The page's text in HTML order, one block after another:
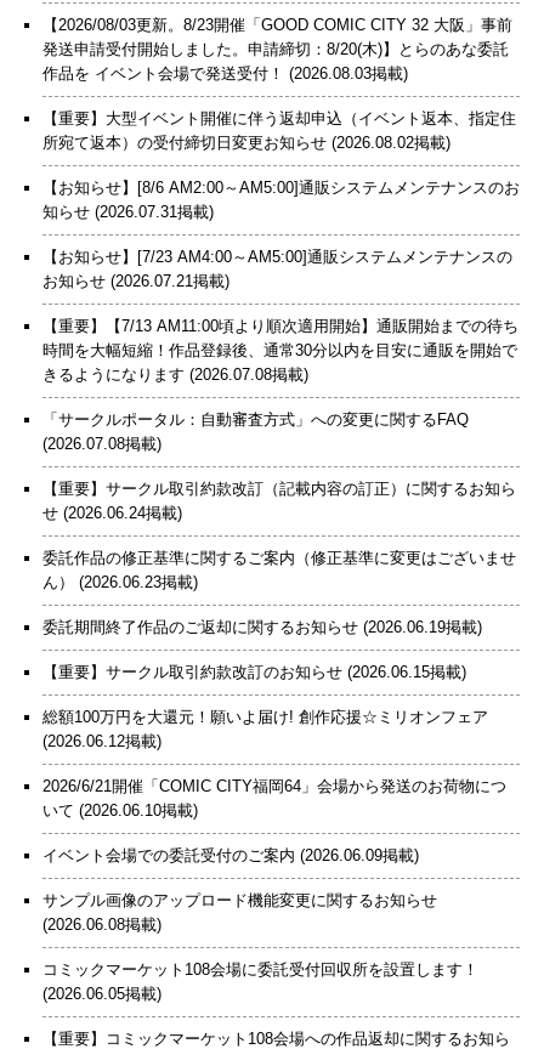
【2026/08/03更新。8/23開催「GOOD COMIC CITY 32 大阪」事前
発送申請受付開始しました。申請締切：8/20(木)】とらのあな委託
作品を イベント会場で発送受付！ (2026.08.03掲載)
【重要】大型イベント開催に伴う返却申込（イベント返本、指定住
所宛て返本）の受付締切日変更お知らせ (2026.08.02掲載)
【お知らせ】[8/6 AM2:00～AM5:00]通販システムメンテナンスのお
知らせ (2026.07.31掲載)
【お知らせ】[7/23 AM4:00～AM5:00]通販システムメンテナンスの
お知らせ (2026.07.21掲載)
【重要】【7/13 AM11:00頃より順次適用開始】通販開始までの待ち
時間を大幅短縮！作品登録後、通常30分以内を目安に通販を開始で
きるようになります (2026.07.08掲載)
「サークルポータル：自動審査方式」への変更に関するFAQ
(2026.07.08掲載)
【重要】サークル取引約款改訂（記載内容の訂正）に関するお知ら
せ (2026.06.24掲載)
委託作品の修正基準に関するご案内（修正基準に変更はございませ
ん）
(2026.06.23掲載)
委託期間終了作品のご返却に関するお知らせ (2026.06.19掲載)
【重要】サークル取引約款改訂のお知らせ (2026.06.15掲載)
総額100万円を大還元！願いよ届け! 創作応援☆ミリオンフェア
(2026.06.12掲載)
2026/6/21開催「COMIC CITY福岡64」会場から発送のお荷物につ
いて (2026.06.10掲載)
イベント会場での委託受付のご案内 (2026.06.09掲載)
サンプル画像のアップロード機能変更に関するお知らせ
(2026.06.08掲載)
コミックマーケット108会場に委託受付回収所を設置します！
(2026.06.05掲載)
【重要】コミックマーケット108会場への作品返却に関するお知ら